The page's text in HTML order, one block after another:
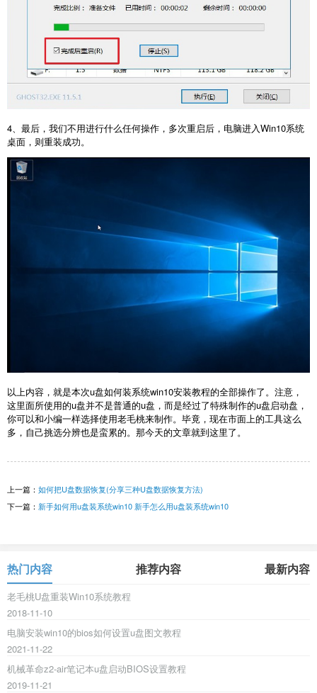
4、最后，我们不用进行什么任何操作，多次重启后，电脑进入Win10系统
桌面，则重装成功。
以上内容，就是本次u盘如何装系统win10安装教程的全部操作了。注意，
这里面所使用的u盘并不是普通的u盘，而是经过了特殊制作的u盘启动盘，
你可以和小编一样选择使用老毛桃来制作。毕竟，现在市面上的工具这么
多，自己挑选分辨也是蛮累的。那今天的文章就到这里了。
上一篇： 如何把U盘数据恢复(分享三种U盘数据恢复方法)
下一篇： 新手如何用u盘装系统win10 新手怎么用u盘装系统win10
热门内容 推荐内容 最新内容
老毛桃U盘重装Win10系统教程
2018-11-10
电脑安装win10的bios如何设置u盘图文教程
2021-11-22
机械革命z2-air笔记本u盘启动BIOS设置教程
2019-11-21